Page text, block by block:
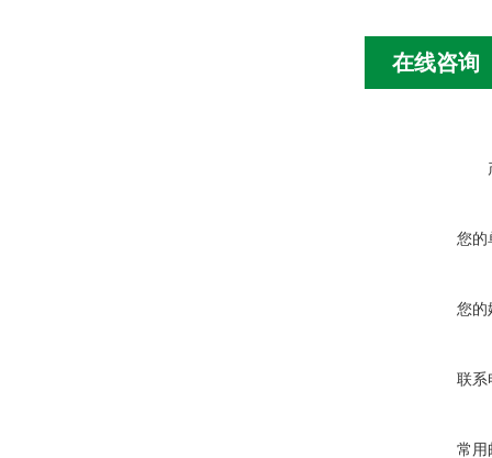
在线咨询
您的
您的
联系
常用